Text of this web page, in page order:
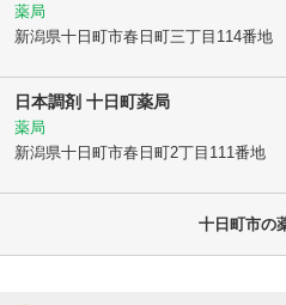
薬局
新潟県十日町市春日町三丁目114番地
日本調剤 十日町薬局
薬局
新潟県十日町市春日町2丁目111番地
十日町市の